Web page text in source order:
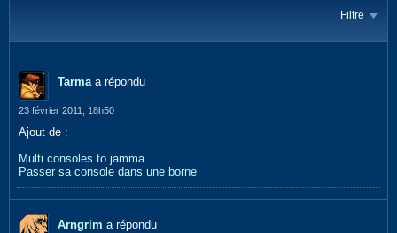
Filtre
Tarmaa répondu
23 février 2011, 18h50
Ajout de :
Multi consoles to jamma
Passer sa console dans une borne
Arngrim a répondu